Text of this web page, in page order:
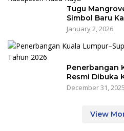
Tugu
Simbol Baru
January 2, 2026
Penerbangan
Resmi Dibuka
December 31, 2025
View